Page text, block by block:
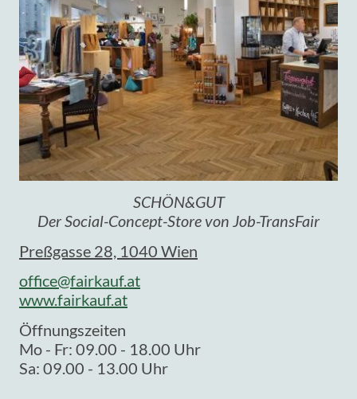
SCHÖN&GUT
Der Social-Concept-Store von Job-TransFair
Preßgasse 28, 1040 Wien
office@fairkauf.at
www.fairkauf.at
Öffnungszeiten
Mo - Fr: 09.00 - 18.00 Uhr
Sa: 09.00 - 13.00 Uhr